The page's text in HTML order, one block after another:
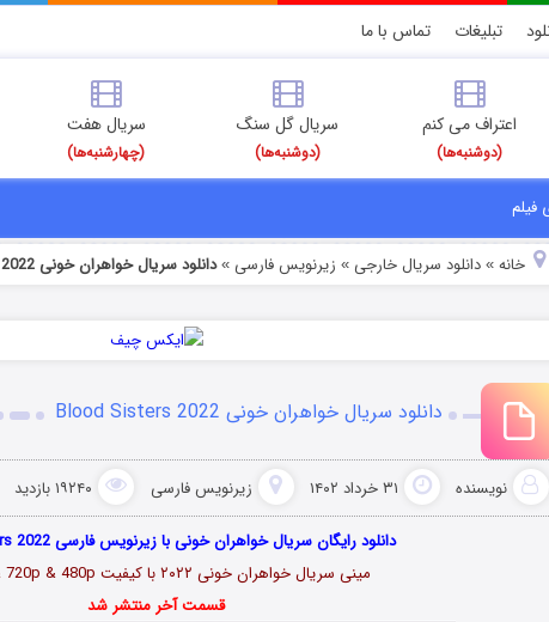
تبلیغات تماس با ما
اعتراف می کنم
(دوشنبه‌ها)
سریال گل سنگ
(دوشنبه‌ها)
سریال هفت
(چهارشنبه‌ها)
فیلم
خانه» دانلود سریال خارجی » زیرنویس فارسی »دانلود سریال خواهران خونی Blood Sisters 2022
دانلود سریال خواهران خونی Blood Sisters 2022
نویسنده ۳۱ خرداد ۱۴۰۲ زیرنویس فارسی ۱۹۲۴۰ بازدید
دانلود رایگان سریال خواهران خونی با زیرنویس فارسی Blood Sisters 2022
مینی سریال خواهران خونی ۲۰۲۲ با کیفیت 1080p & 720p & 480p
قسمت آخر منتشر شد